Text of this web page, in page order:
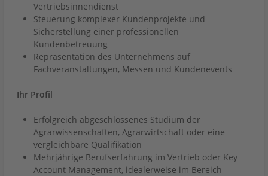
Vertriebsinnendienst
Steuerung komplexer Kundenprojekte und
Sicherstellung einer professionellen
Kundenbetreuung
Repräsentation des Unternehmens auf
Fachveranstaltungen, Messen und Kundenevents
Ihr Profil
Erfolgreich abgeschlossenes Studium der
Agrarwissenschaften, Agrarwirtschaft oder eine
vergleichbare Qualifikation
Mehrjährige Berufserfahrung im Vertrieb oder Key
Account Management, idealerweise im Bereich